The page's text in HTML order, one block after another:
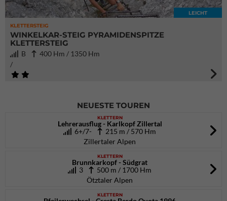
KLETTERSTEIG
LEICHT
WINKELKAR-STEIG PYRAMIDENSPITZE
KLETTERSTEIG
B
400 Hm / 1350 Hm
/
NEUESTE TOUREN
KLETTERN
Lehrerausflug - Karlkopf Zillertal
6+/7-
215 m / 570 Hm
Zillertaler Alpen
KLETTERN
Brunnkarkopf - Südgrat
3
500 m / 1700 Hm
Ötztaler Alpen
KLETTERN